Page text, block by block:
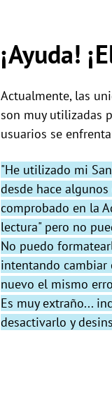
¡Ayuda!
Actualmente, las
son muy utilizadas
usuarios se
"He utilizado mi
desde hace
comprobado en la
lectura" pero no
No puedo
intentando cambiar
nuevo el mismo
Es muy extraño...
desactivarlo y